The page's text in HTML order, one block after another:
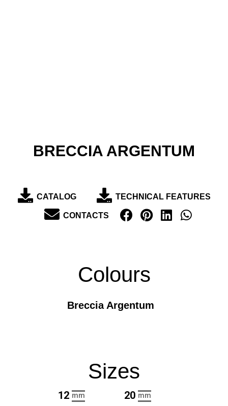
BRECCIA ARGENTUM
CATALOG TECHNICAL FEATURES
CONTACTS
Colours
Breccia Argentum
Sizes
12 mm 20 mm